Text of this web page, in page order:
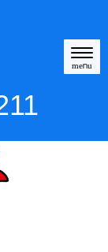
N
a
i
menu